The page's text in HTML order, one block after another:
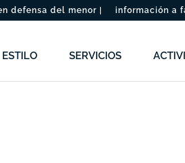
defensa del menor | información a
ESTILO SERVICIOS